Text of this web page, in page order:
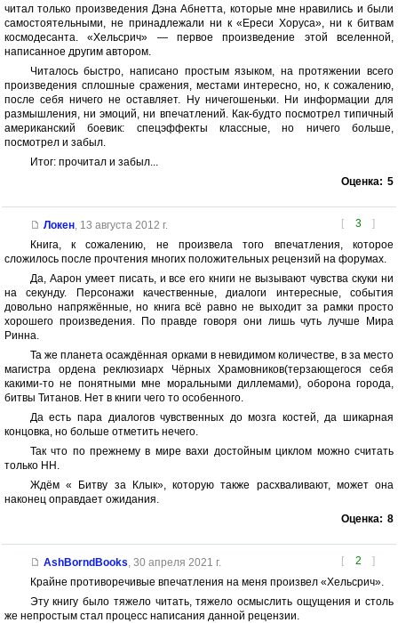
читал только произведения Дэна Абнетта, которые мне нравились и были
самостоятельными, не принадлежали ни к «Ереси Хоруса», ни к битвам
космодесанта. «Хельсрич» — первое произведение этой вселенной,
написанное другим автором.
Читалось быстро, написано простым языком, на протяжении всего
произведения сплошные сражения, местами интересно, но, к сожалению,
после себя ничего не оставляет. Ну ничегошеньки. Ни информации для
размышления, ни эмоций, ни впечатлений. Как-будто посмотрел типичный
американский боевик: спецэффекты классные, но ничего больше,
посмотрел и забыл.
Итог: прочитал и забыл...
Оценка: 5
[ 3 ]
Локен, 13 августа 2012 г.
Книга, к сожалению, не произвела того впечатления, которое
сложилось после прочтения многих положительных рецензий на форумах.
Да, Аарон умеет писать, и все его книги не вызывают чувства скуки ни
на секунду. Персонажи качественные, диалоги интересные, события
довольно напряжённые, но книга всё равно не выходит за рамки просто
хорошего произведения. По правде говоря они лишь чуть лучше Мира
Ринна.
Та же планета осаждённая орками в невидимом количестве, в за место
магистра ордена реклюзиарх Чёрных Храмовников(терзающегося себя
какими-то не понятными мне моральными диллемами), оборона города,
битвы Титанов. Нет в книги чего то особенного.
Да есть пара диалогов чувственных до мозга костей, да шикарная
концовка, но больше отметить нечего.
Так что по прежнему в мире вахи достойным циклом можно считать
только НН.
Ждём « Битву за Клык», которую также расхваливают, может она
наконец оправдает ожидания.
Оценка: 8
[ 2 ]
AshBorndBooks 30 апреля 2021 г.
Крайне противоречивые впечатления на меня произвел «Хельсрич».
Эту книгу было тяжело читать, тяжело осмыслить ощущения и столь
же непростым стал процесс написания данной рецензии.